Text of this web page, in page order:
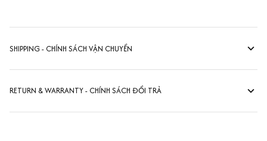
SHIPPING - CHÍNH SÁCH VẬN CHUYỂN
RETURN & WARRANTY - CHÍNH SÁCH ĐỔI TRẢ